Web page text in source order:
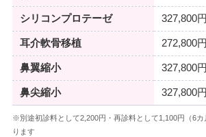
シリコンプロテーゼ 327,800円
耳介軟骨移植 272,800円
鼻翼縮小 327,800円
鼻尖縮小 327,800円
※別途初診料として2,200円・再診料として1,100円（6
ります